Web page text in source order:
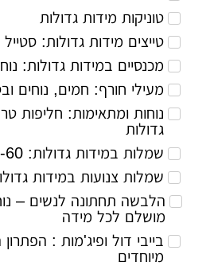
טוניקות מידות גדולות
טייצים מידות גדולות: סטייל
מכנסיים במידות גדולות: נוחות
מעילי חורף: חמים, נוחים ובסטייל
נוחות ומתאימות: חליפות טרנינג-
שמלות במידות גדולות: 42-60
שמלות צנועות במידות גדולות
הלבשה תחתונה לנשים – נוחות
מושלם לכל מידה
בייבי דול ופיג'מות : הפתרון
מיוחדים